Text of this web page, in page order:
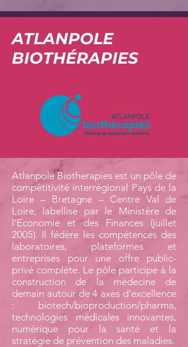
ATLANPOLE
BIOTHÉRAPIES
Atlanpole Biotherapies est un pôle de
compétitivité interrégional Pays de la
Loire – Bretagne – Centre Val de
Loire, labellisé par le Ministère de
l’Economie et des Finances (juillet
2005). Il fédère les compétences des
laboratoires, plateformes et
entreprises pour une offre public-
privé complète. Le pôle participe à la
construction de la médecine de
demain autour de 4 axes d’excellence
: biotech/bioproduction/pharma,
technologies médicales innovantes,
numérique pour la santé et la
stratégie de prévention des maladies.